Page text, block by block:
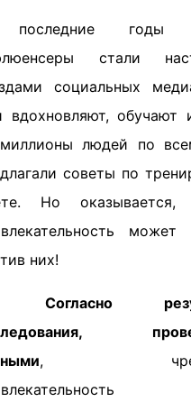
годы
стали
социальных
вдохновляют, обучают
людей по
советы по
Но
может
них!
Согласно
,